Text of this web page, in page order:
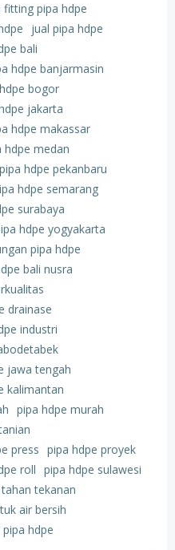
fitting pipa hdpe
jual pipa hdpe
bali
hdpe banjarmasin
bogor
jakarta
hdpe makassar
hdpe medan
hdpe pekanbaru
hdpe semarang
surabaya
hdpe yogyakarta
pipa hdpe
bali nusra
drainase
industri
jawa tengah
kalimantan
pipa hdpe murah
press pipa hdpe proyek
roll pipa hdpe sulawesi
tekanan
air bersih
pipa hdpe